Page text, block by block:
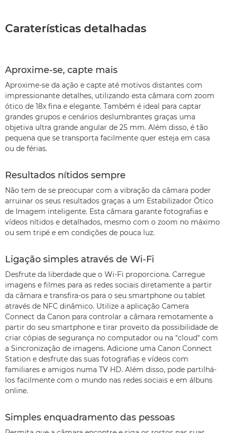
Caraterísticas detalhadas
Aproxime-se, capte mais
Aproxime-se da ação e capte até motivos distantes com
impressionante detalhes, utilizando esta câmara com zoom
ótico de 18x fina e elegante. Também é ideal para captar
grandes grupos e cenários deslumbrantes graças uma
objetiva ultra grande angular de 25 mm. Além disso, é tão
pequena que se transporta facilmente quer esteja em casa
ou de férias.
Resultados nítidos sempre
Não tem de se preocupar com a vibração da câmara poder
arruinar os seus resultados graças a um Estabilizador Ótico
de Imagem inteligente. Esta câmara garante fotografias e
vídeos nítidos e detalhados, mesmo com o zoom no máximo
ou sem tripé e em condições de pouca luz.
Ligação simples através de Wi-Fi
Desfrute da liberdade que o Wi-Fi proporciona. Carregue
imagens e filmes para as redes sociais diretamente a partir
da câmara e transfira-os para o seu smartphone ou tablet
através de NFC dinâmico. Utilize a aplicação Camera
Connect da Canon para controlar a câmara remotamente a
partir do seu smartphone e tirar proveito da possibilidade de
criar cópias de segurança no computador ou na "cloud" com
a Sincronização de imagens. Adicione uma Canon Connect
Station e desfrute das suas fotografias e vídeos com
familiares e amigos numa TV HD. Além disso, pode partilhá-
los facilmente com o mundo nas redes sociais e em álbuns
online.
Simples enquadramento das pessoas